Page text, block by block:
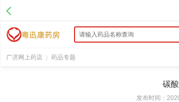
广济网上药店 药品专题
碳
发布时间：